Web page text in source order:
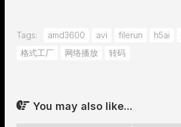
Tags: amd3600 avi filerun h5ai
格式工厂
网络播放 转码
You may also like...